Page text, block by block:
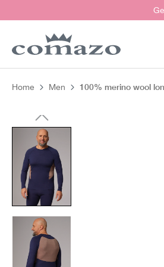
Home Men 100% merino wool
Skip image gallery